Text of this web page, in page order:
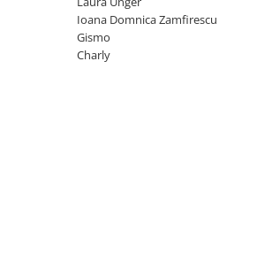
Ioana Domnica Zamfirescu
Gismo
Charly